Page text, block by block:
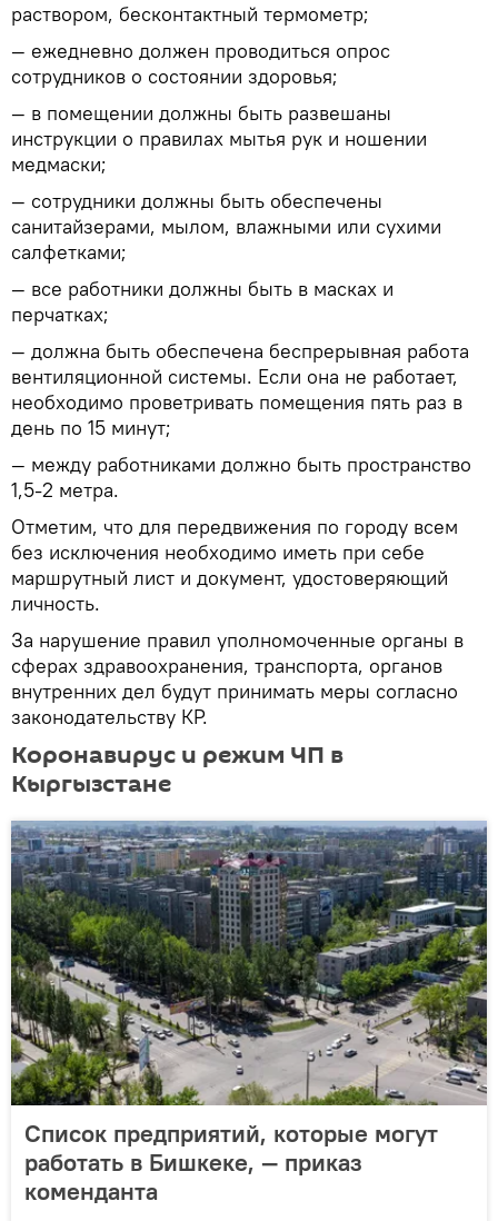
раствором, бесконтактный термометр;
— ежедневно должен проводиться опрос
сотрудников о состоянии здоровья;
— в помещении должны быть развешаны
инструкции о правилах мытья рук и ношении
медмаски;
— сотрудники должны быть обеспечены
санитайзерами, мылом, влажными или сухими
салфетками;
— все работники должны быть в масках и
перчатках;
— должна быть обеспечена беспрерывная работа
вентиляционной системы. Если она не работает,
необходимо проветривать помещения пять раз в
день по 15 минут;
— между работниками должно быть пространство
1,5-2 метра.
Отметим, что для передвижения по городу всем
без исключения необходимо иметь при себе
маршрутный лист и документ, удостоверяющий
личность.
За нарушение правил уполномоченные органы в
сферах здравоохранения, транспорта, органов
внутренних дел будут принимать меры согласно
законодательству КР.
Коронавирус и режим ЧП в
Кыргызстане
Список предприятий, которые могут
работать в Бишкеке, — приказ
коменданта